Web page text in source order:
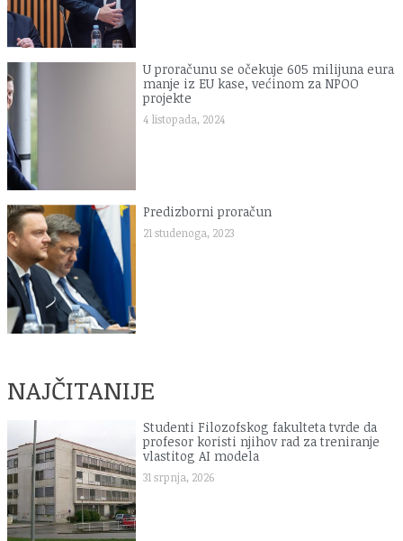
U proračunu se očekuje 605 milijuna eura
manje iz EU kase, većinom za NPOO
projekte
4 listopada, 2024
Predizborni proračun
21 studenoga, 2023
NAJČITANIJE
Studenti Filozofskog fakulteta tvrde da
profesor koristi njihov rad za treniranje
vlastitog AI modela
31 srpnja, 2026